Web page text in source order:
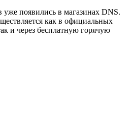
появились в магазинах DNS.
как в официальных
и через бесплатную горячую